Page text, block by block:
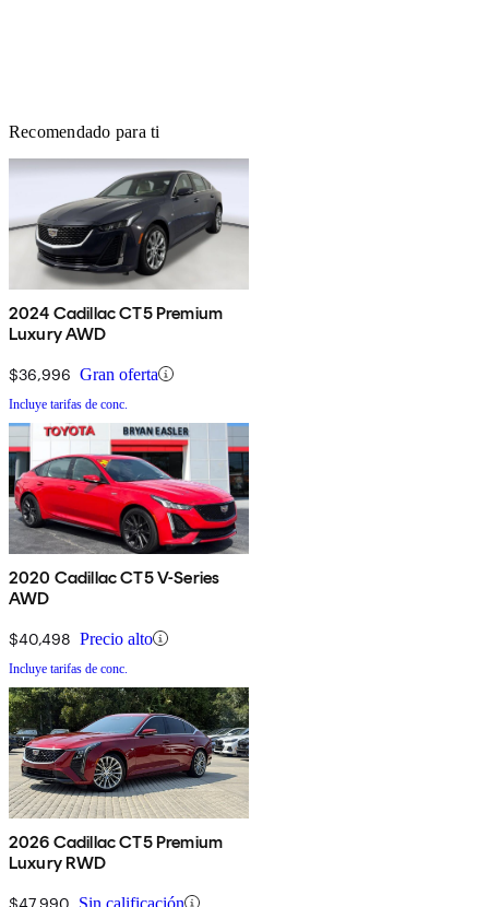
Recomendado para ti
2024 Cadillac CT5 Premium
Luxury AWD
$36,996 Gran oferta
Incluye tarifas de conc.
2020 Cadillac CT5 V-Series
AWD
$40,498 Precio alto
Incluye tarifas de conc.
2026 Cadillac CT5 Premium
Luxury RWD
$47,990 Sin calificación